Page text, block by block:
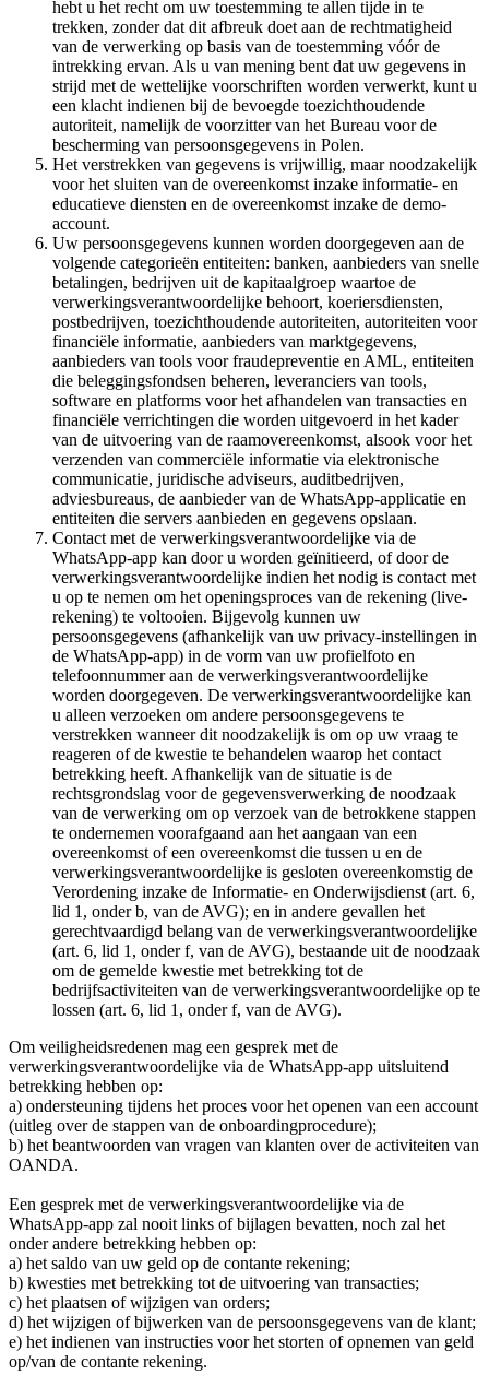
hebt u het recht om uw toestemming te allen tijde in te
trekken, zonder dat dit afbreuk doet aan de rechtmatigheid
van de verwerking op basis van de toestemming vóór de
intrekking ervan. Als u van mening bent dat uw gegevens in
strijd met de wettelijke voorschriften worden verwerkt, kunt u
een klacht indienen bij de bevoegde toezichthoudende
autoriteit, namelijk de voorzitter van het Bureau voor de
bescherming van persoonsgegevens in Polen.
Het verstrekken van gegevens is vrijwillig, maar noodzakelijk
voor het sluiten van de overeenkomst inzake informatie- en
educatieve diensten en de overeenkomst inzake de demo-
account.
Uw persoonsgegevens kunnen worden doorgegeven aan de
volgende categorieën entiteiten: banken, aanbieders van snelle
betalingen, bedrijven uit de kapitaalgroep waartoe de
verwerkingsverantwoordelijke behoort, koeriersdiensten,
postbedrijven, toezichthoudende autoriteiten, autoriteiten voor
financiële informatie, aanbieders van marktgegevens,
aanbieders van tools voor fraudepreventie en AML, entiteiten
die beleggingsfondsen beheren, leveranciers van tools,
software en platforms voor het afhandelen van transacties en
financiële verrichtingen die worden uitgevoerd in het kader
van de uitvoering van de raamovereenkomst, alsook voor het
verzenden van commerciële informatie via elektronische
communicatie, juridische adviseurs, auditbedrijven,
adviesbureaus, de aanbieder van de WhatsApp-applicatie en
entiteiten die servers aanbieden en gegevens opslaan.
Contact met de verwerkingsverantwoordelijke via de
WhatsApp-app kan door u worden geïnitieerd, of door de
verwerkingsverantwoordelijke indien het nodig is contact met
u op te nemen om het openingsproces van de rekening (live-
rekening) te voltooien. Bijgevolg kunnen uw
persoonsgegevens (afhankelijk van uw privacy-instellingen in
de WhatsApp-app) in de vorm van uw profielfoto en
telefoonnummer aan de verwerkingsverantwoordelijke
worden doorgegeven. De verwerkingsverantwoordelijke kan
u alleen verzoeken om andere persoonsgegevens te
verstrekken wanneer dit noodzakelijk is om op uw vraag te
reageren of de kwestie te behandelen waarop het contact
betrekking heeft. Afhankelijk van de situatie is de
rechtsgrondslag voor de gegevensverwerking de noodzaak
van de verwerking om op verzoek van de betrokkene stappen
te ondernemen voorafgaand aan het aangaan van een
overeenkomst of een overeenkomst die tussen u en de
verwerkingsverantwoordelijke is gesloten overeenkomstig de
Verordening inzake de Informatie- en Onderwijsdienst (art. 6,
lid 1, onder b, van de AVG); en in andere gevallen het
gerechtvaardigd belang van de verwerkingsverantwoordelijke
(art. 6, lid 1, onder f, van de AVG), bestaande uit de noodzaak
om de gemelde kwestie met betrekking tot de
bedrijfsactiviteiten van de verwerkingsverantwoordelijke op te
lossen (art. 6, lid 1, onder f, van de AVG).
Om veiligheidsredenen mag een gesprek met de
verwerkingsverantwoordelijke via de WhatsApp-app uitsluitend
betrekking hebben op:
a) ondersteuning tijdens het proces voor het openen van een account
(uitleg over de stappen van de onboardingprocedure);
b) het beantwoorden van vragen van klanten over de activiteiten van
OANDA.
Een gesprek met de verwerkingsverantwoordelijke via de
WhatsApp-app zal nooit links of bijlagen bevatten, noch zal het
onder andere betrekking hebben op:
a) het saldo van uw geld op de contante rekening;
b) kwesties met betrekking tot de uitvoering van transacties;
c) het plaatsen of wijzigen van orders;
d) het wijzigen of bijwerken van de persoonsgegevens van de klant;
e) het indienen van instructies voor het storten of opnemen van geld
op/van de contante rekening.